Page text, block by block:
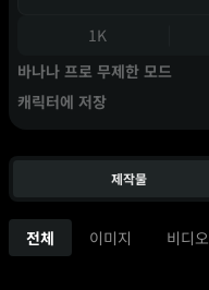
1K
바나나 프로 무제한 모드
캐릭터에 저장
제작물
전체 이미지 비디오